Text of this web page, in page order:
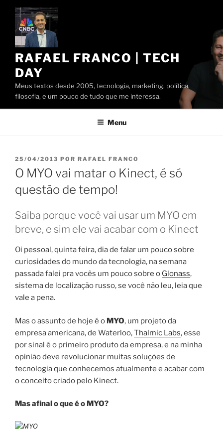
Pular
conteúdo
RAFAEL FRANCO | TECH
DAY
Meus textos desde 2005, tecnologia, marketing, política,
filosofia, e um pouco de tudo que me interessa.
Menu
PUBLICADO
EM
25/04/2013 POR RAFAEL FRANCO
O MYO vai matar o Kinect, é só
questão de tempo!
Saiba porque você vai usar um MYO em
breve, e sim ele vai acabar com o Kinect
Oi pessoal, quinta feira, dia de falar um pouco sobre
curiosidades do mundo da tecnologia, na semana
passada falei pra vocês um pouco sobre o Glonass,
sistema de localização russo, se você não leu, leia que
vale a pena.
Mas o assunto de hoje é o MYO, um projeto da
empresa americana, de Waterloo,Thalmic Labs, esse
por sinal é o primeiro produto da empresa, e na minha
opinião deve revolucionar muitas soluções de
tecnologia que conhecemos atualmente e acabar com
o conceito criado pelo Kinect.
Mas afinal o que é o MYO?